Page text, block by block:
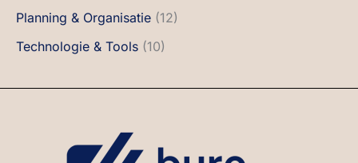
Planning & Organisatie (12)
Technologie & Tools (10)